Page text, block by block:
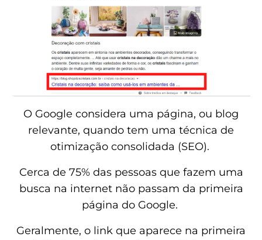
O Google considera uma página, ou blog
relevante, quando tem uma técnica de
otimização consolidada (SEO).
Cerca de 75% das pessoas que fazem uma
busca na internet não passam da primeira
página do Google.
Geralmente, o link que aparece na primeira